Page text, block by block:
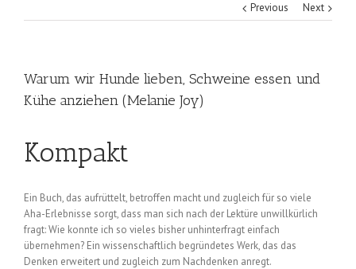
Previous Next
Warum wir Hunde lieben, Schweine essen und
Kühe anziehen (Melanie Joy)
Kompakt
Ein Buch, das aufrüttelt, betroffen macht und zugleich für so viele
Aha-Erlebnisse sorgt, dass man sich nach der Lektüre unwillkürlich
fragt: Wie konnte ich so vieles bisher unhinterfragt einfach
übernehmen? Ein wissenschaftlich begründetes Werk, das das
Denken erweitert und zugleich zum Nachdenken anregt.